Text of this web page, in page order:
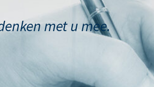
met u mee.